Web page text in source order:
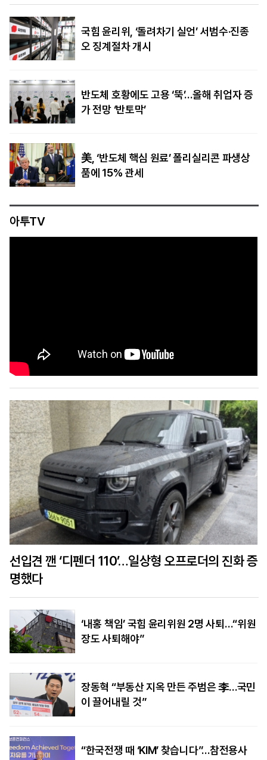
국힘 윤리위, ‘돌려차기 실언’ 서범수·진종
오 징계절차 개시
반도체 호황에도 고용 ‘뚝’…올해 취업자 증
가 전망 ‘반토막’
美, ‘반도체 핵심 원료’ 폴리실리콘 파생상
품에 15% 관세
아투TV
선입견 깬 ‘디펜더 110’…일상형 오프로더의 진화 증
명했다
‘내홍 책임’ 국힘 윤리위원 2명 사퇴…“위원
장도 사퇴해야”
장동혁 “부동산 지옥 만든 주범은 李…국민
이 끌어내릴 것”
“한국전쟁 때 ‘KIM’ 찾습니다”…참전용사